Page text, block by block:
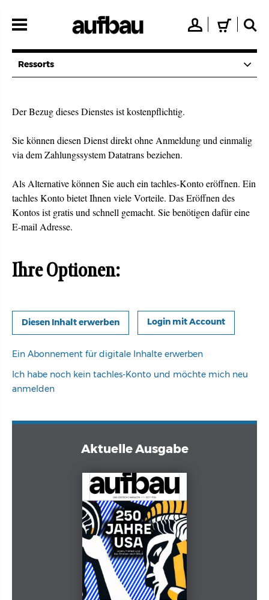
zum
👤 🛒 🔍
Ressorts
Der Bezug dieses Dienstes ist kostenpflichtig.
Sie können diesen Dienst direkt ohne Anmeldung und einmalig
via dem Zahlungssystem Datatrans beziehen.
Als Alternative können Sie auch ein tachles-Konto eröffnen. Ein
tachles Konto bietet Ihnen viele Vorteile. Das Eröffnen des
Kontos ist gratis und schnell gemacht. Sie benötigen dafür eine
E-mail Adresse.
Ihre Optionen:
Login mit Account
Ein Abonnement für digitale Inhalte erwerben
Ich habe noch kein tachles-Konto und möchte mich neu
anmelden
Aktuelle Ausgabe